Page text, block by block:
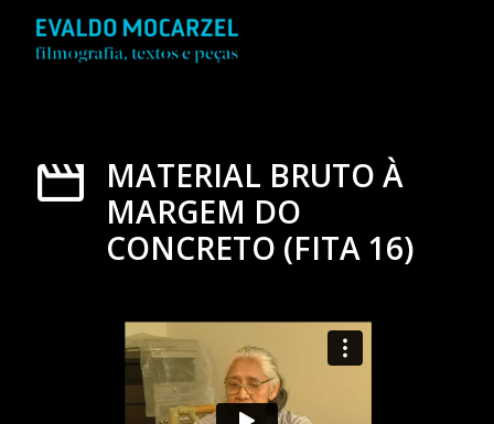
MATERIAL BRUTO À
MARGEM DO
CONCRETO (FITA 16)